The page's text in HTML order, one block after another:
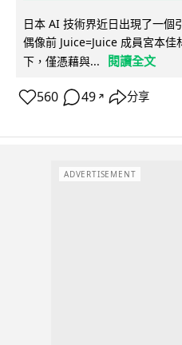
日本 AI 技術界近日出現了一個
偶像前 Juice=Juice 成員宮本
下，僅憑藉與...
閱讀全文
560 49 ↗ 分享
ADVERTISEMENT